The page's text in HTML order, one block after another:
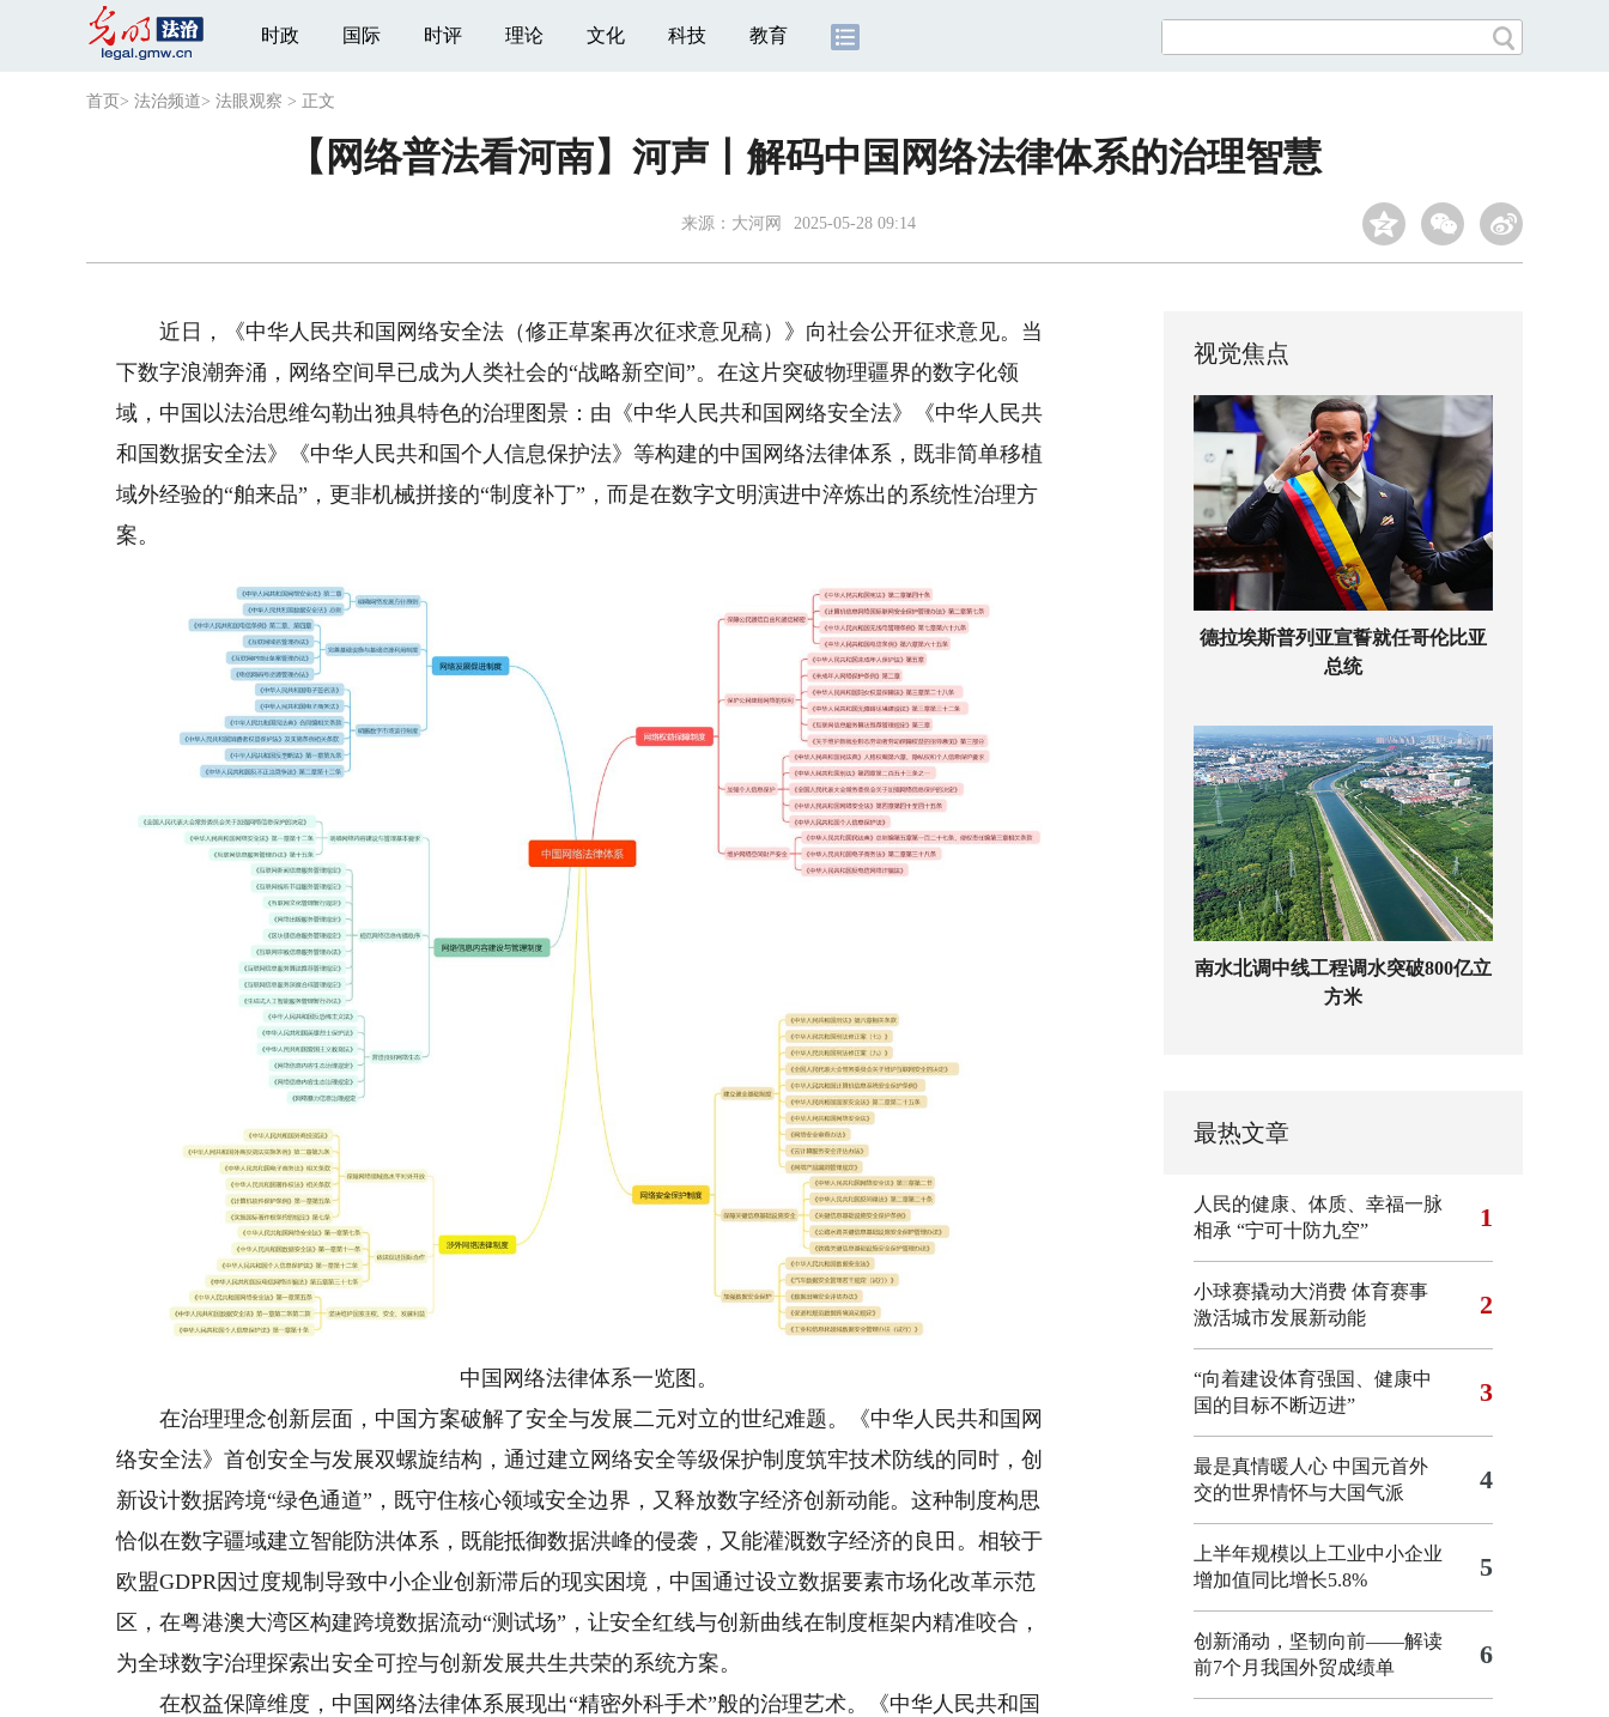
时政 国际 时评 理论 文化 科技 教育
首页 > 法治频道> 法眼观察 > 正文
【网络普法看河南】河声丨解码中国网络法律体系的治理智慧
来源： 大河网 2025-05-28 09:14
近日，《中华人民共和国网络安全法（修正草案再次征求意见稿）》向社会公开征求意见。当
下数字浪潮奔涌，网络空间早已成为人类社会的“战略新空间”。在这片突破物理疆界的数字化领
域，中国以法治思维勾勒出独具特色的治理图景：由《中华人民共和国网络安全法》《中华人民共
和国数据安全法》《中华人民共和国个人信息保护法》等构建的中国网络法律体系，既非简单移植
域外经验的“舶来品”，更非机械拼接的“制度补丁”，而是在数字文明演进中淬炼出的系统性治理方
案。
中国网络法律体系一览图。
在治理理念创新层面，中国方案破解了安全与发展二元对立的世纪难题。《中华人民共和国网
络安全法》首创安全与发展双螺旋结构，通过建立网络安全等级保护制度筑牢技术防线的同时，创
新设计数据跨境“绿色通道”，既守住核心领域安全边界，又释放数字经济创新动能。这种制度构思
恰似在数字疆域建立智能防洪体系，既能抵御数据洪峰的侵袭，又能灌溉数字经济的良田。相较于
欧盟GDPR因过度规制导致中小企业创新滞后的现实困境，中国通过设立数据要素市场化改革示范
区，在粤港澳大湾区构建跨境数据流动“测试场”，让安全红线与创新曲线在制度框架内精准咬合，
为全球数字治理探索出安全可控与创新发展共生共荣的系统方案。
在权益保障维度，中国网络法律体系展现出“精密外科手术”般的治理艺术。《中华人民共和国
视觉焦点
德拉埃斯普列亚宣誓就任哥伦比亚
总统
南水北调中线工程调水突破800亿立
方米
最热文章
人民的健康、体质、幸福一脉
相承 “宁可十防九空” 1
小球赛撬动大消费 体育赛事
激活城市发展新动能
2
“向着建设体育强国、健康中
国的目标不断迈进”
3
最是真情暖人心 中国元首外
交的世界情怀与大国气派
4
上半年规模以上工业中小企业
增加值同比增长5.8%
5
创新涌动，坚韧向前——解读
前7个月我国外贸成绩单
6